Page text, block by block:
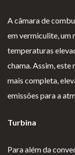
A câmara de
em vermiculite, um
temperaturas
chama. Assim,
mais completa,
emissões para a
Turbina
Para além da